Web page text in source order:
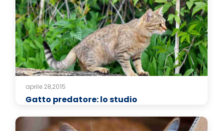
aprile 28,2015
Gatto predatore: lo studio